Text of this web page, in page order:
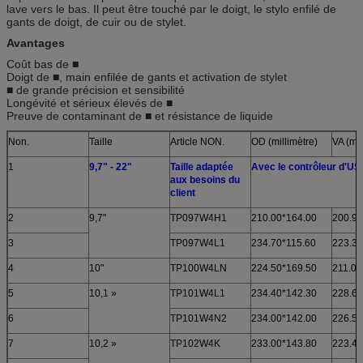
lave vers le bas. Il peut être touché par le doigt, le stylo enfilé de
gants de doigt, de cuir ou de stylet.
Avantages
Coût bas de ■
Doigt de ■, main enfilée de gants et activation de stylet
■ de grande précision et sensibilité
Longévité et sérieux élevés de ■
Preuve de contaminant de ■ et résistance de liquide
Non. Taille Article NON. OD (millimètre) VA
1 9,7" - 22"
Taille adaptée
aux besoins du
client
Avec le contrôleur
2 9,7" TP097W4H1 210.00*164.00
3 TP097W4L1 234.70*115.60
4 10" TP100W4LN 224.50*169.50
5 10,1 » TP101W4L1 234.40*142.30
6 TP101W4N2 234.00*142.00
7 10,2 » TP102W4K 233.00*143.80